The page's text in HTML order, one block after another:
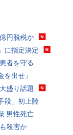
円脱税か
に指定決定
者を守る
出せ」
盛り話題
段」初上陸
男性死亡
殺害か